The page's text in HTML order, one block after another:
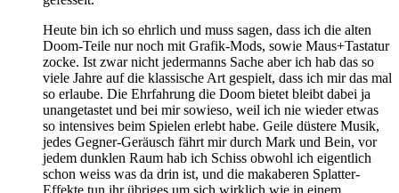
Heute bin ich so ehrlich und muss sagen, dass ich die alten
Doom-Teile nur noch mit Grafik-Mods, sowie Maus+Tastatur
zocke. Ist zwar nicht jedermanns Sache aber ich hab das so
viele Jahre auf die klassische Art gespielt, dass ich mir das mal
so erlaube. Die Ehrfahrung die Doom bietet bleibt dabei ja
unangetastet und bei mir sowieso, weil ich nie wieder etwas
so intensives beim Spielen erlebt habe. Geile düstere Musik,
jedes Gegner-Geräusch fährt mir durch Mark und Bein, vor
jedem dunklen Raum hab ich Schiss obwohl ich eigentlich
schon weiss was da drin ist, und die makaberen Splatter-
Effekte tun ihr übriges um sich wirklich wie in einem